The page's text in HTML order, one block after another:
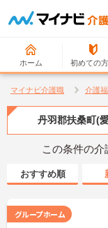
ホーム 初めての
マイナビ介護職 介護
丹羽郡扶桑町(
この条件の
おすすめ順
グループホーム